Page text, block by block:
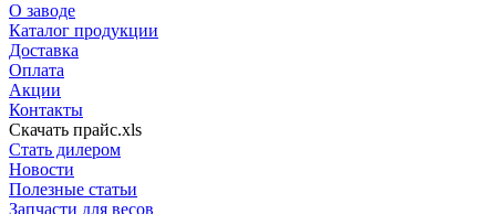
О заводе
Каталог продукции
Доставка
Оплата
Акции
Контакты
Скачать прайс.xls
Стать дилером
Новости
Полезные статьи
Запчасти для весов